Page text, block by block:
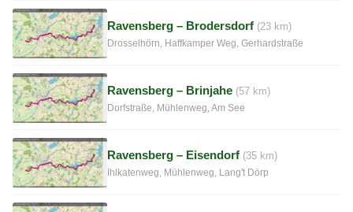
Ravensberg – Brodersdorf (23 km)
Drosselhörn, Haffkamper Weg, Gerhardstraße
Ravensberg – Brinjahe (57 km)
Dorfstraße, Mühlenweg, Am See
Ravensberg – Eisendorf (35 km)
Ihlkatenweg, Mühlenweg, Lang't Dörp